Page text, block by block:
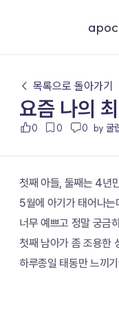
apoc
← 목록으로 돌아가기
요즘 나의
0 0 0 by 굴
첫째 아들, 둘째는 4년
5월에 아기가 태어나는
너무 예쁘고 정말 궁금
첫째 남아가 좀 조용한
하루종일 태동만 느끼